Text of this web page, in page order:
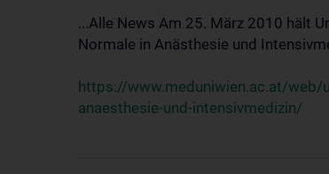
...Alle News Am 25. März 2010 hält
Normale in Anästhesie und
https://www.meduniwien.ac.at/
anaesthesie-und-intensivmedizin/